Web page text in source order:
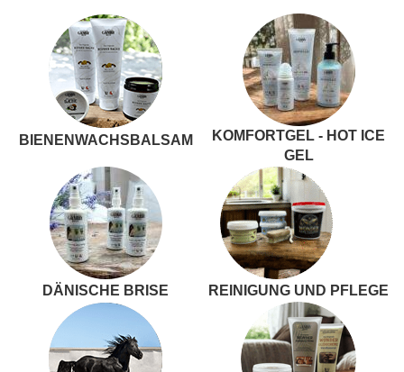
BIENENWACHSBALSAM
KOMFORTGEL - HOT ICE
GEL
DÄNISCHE BRISE REINIGUNG UND PFLEGE